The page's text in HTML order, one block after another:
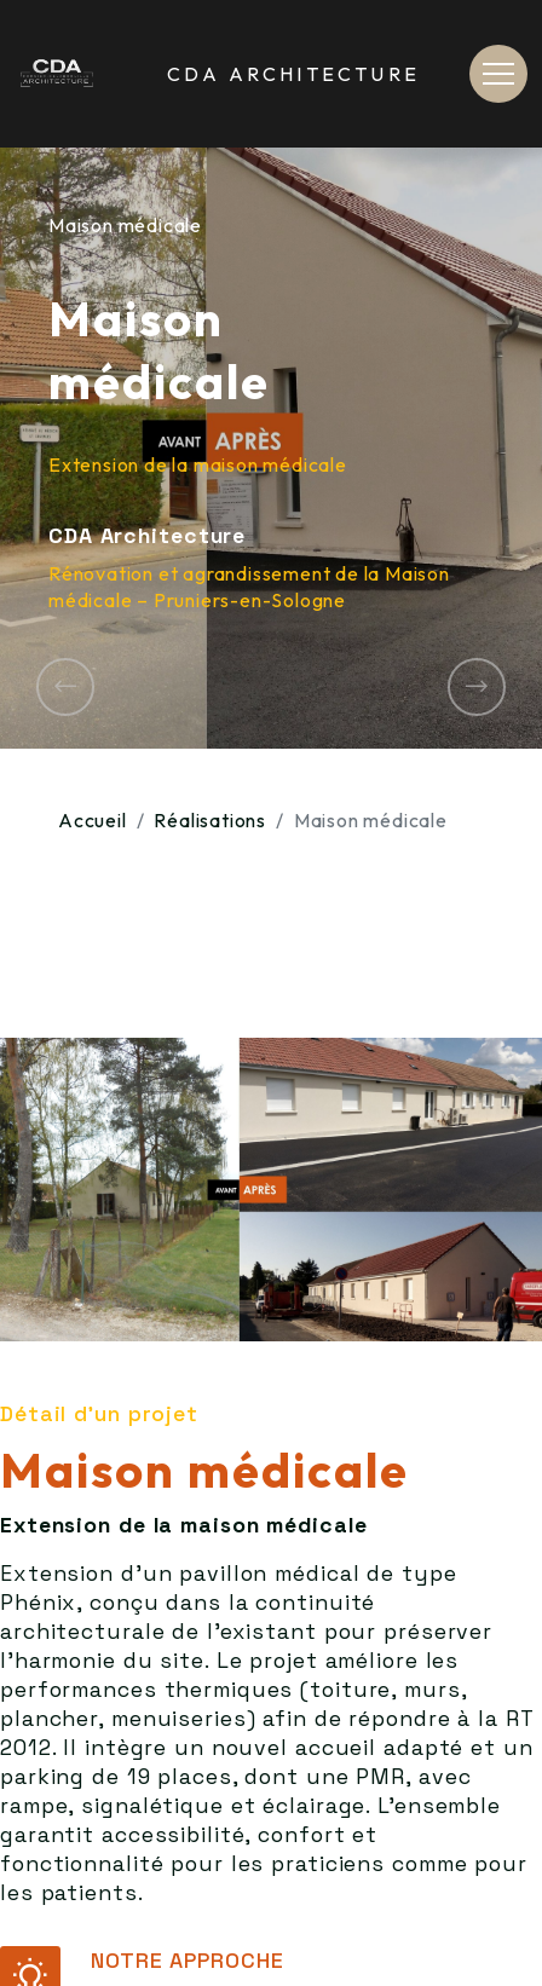
CDA ARCHITECTURE
contenu du site non accessible depuis le menu de navigation haut
Maison médicale
Maison
médicale
Extension de la maison médicale
CDA Architecture
Rénovation et agrandissement de la Maison
médicale – Pruniers-en-Sologne
Previous Next
Accueil Réalisations Maison médicale
Détail d'un projet
Maison médicale
Extension de la maison médicale
Extension d’un pavillon médical de type
Phénix, conçu dans la continuité
architecturale de l’existant pour préserver
l’harmonie du site. Le projet améliore les
performances thermiques (toiture, murs,
plancher, menuiseries) afin de répondre à la RT
2012. Il intègre un nouvel accueil adapté et un
parking de 19 places, dont une PMR, avec
rampe, signalétique et éclairage. L’ensemble
garantit accessibilité, confort et
fonctionnalité pour les praticiens comme pour
les patients.
NOTRE APPROCHE